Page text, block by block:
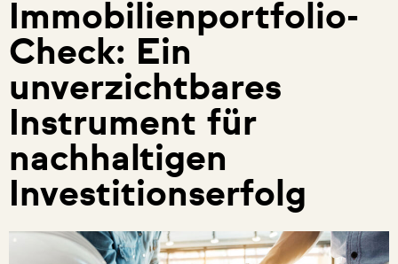
Immobilienportfolio-
Check: Ein
unverzichtbares
Instrument für
nachhaltigen
Investitionserfolg